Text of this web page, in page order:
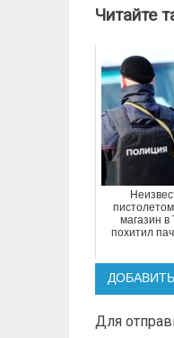
Читайте
магазин
похитил
Для